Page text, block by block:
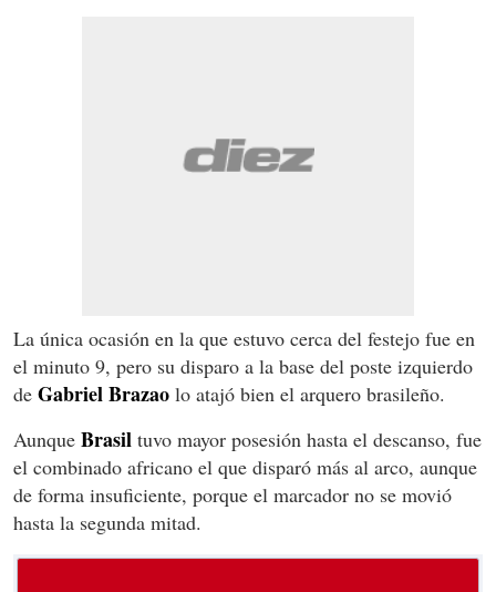
La única ocasión en la que estuvo cerca del festejo fue en
el minuto 9, pero su disparo a la base del poste izquierdo
de Gabriel Brazao lo atajó bien el arquero brasileño.
Aunque Brasil tuvo mayor posesión hasta el descanso, fue
el combinado africano el que disparó más al arco, aunque
de forma insuficiente, porque el marcador no se movió
hasta la segunda mitad.